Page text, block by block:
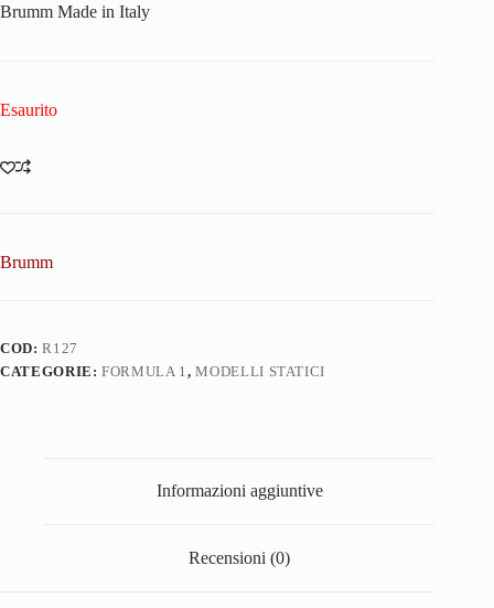
Brumm Made in Italy
Esaurito
Brumm
COD:R127
CATEGORIE:FORMULA 1,MODELLI STATICI
Informazioni aggiuntive
Recensioni (0)